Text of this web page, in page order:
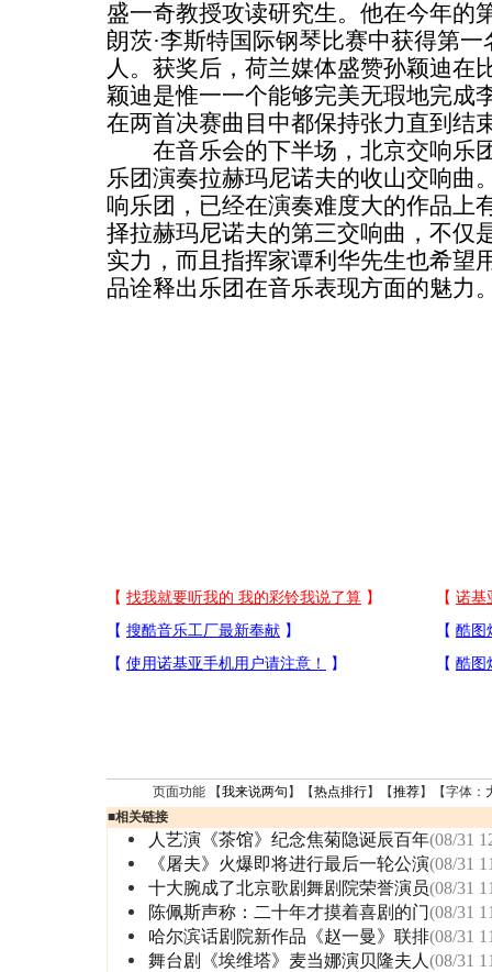
盛一奇教授攻读研究生。他在今年的
朗茨·李斯特国际钢琴比赛中获得第
人。获奖后，荷兰媒体盛赞孙颖迪在
颖迪是惟一一个能够完美无瑕地完成
在两首决赛曲目中都保持张力直到结
在音乐会的下半场，北京交响乐
乐团演奏拉赫玛尼诺夫的收山交响曲
响乐团，已经在演奏难度大的作品上
择拉赫玛尼诺夫的第三交响曲，不仅
实力，而且指挥家谭利华先生也希望
品诠释出乐团在音乐表现方面的魅力
页面功能 【我来说两句 】【热点排行】【推荐】【字体：
■相关链接
人艺演《茶馆》纪念焦菊隐诞辰百年(08/31
《屠夫》火爆即将进行最后一轮公演(08/31
十大腕成了北京歌剧舞剧院荣誉演员(08/31
陈佩斯声称：二十年才摸着喜剧的门(08/31
哈尔滨话剧院新作品《赵一曼》联排(08/31
舞台剧《埃维塔》麦当娜演贝隆夫人(08/31